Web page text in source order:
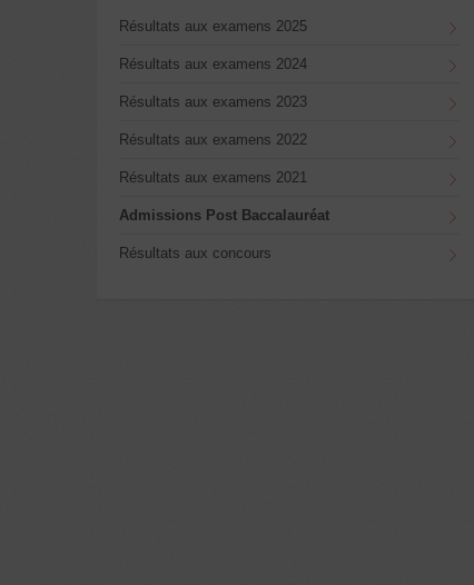
Résultats aux examens 2025
Résultats aux examens 2024
Résultats aux examens 2023
Résultats aux examens 2022
Résultats aux examens 2021
Admissions Post Baccalauréat
Résultats aux concours